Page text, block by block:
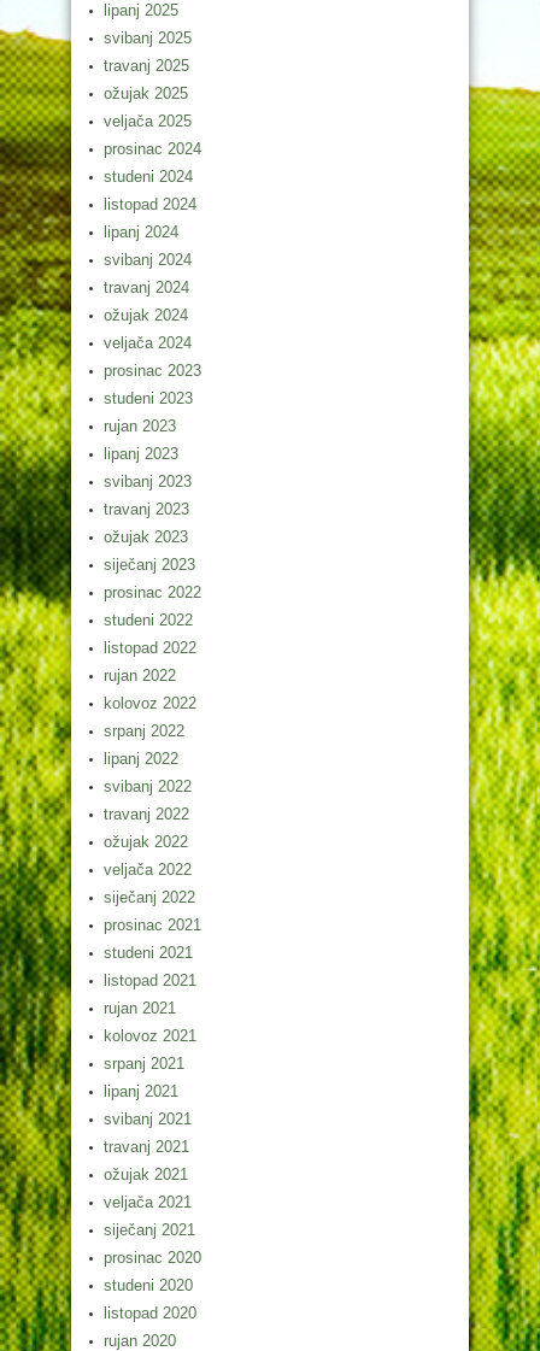
lipanj 2025
svibanj 2025
travanj 2025
ožujak 2025
veljača 2025
prosinac 2024
studeni 2024
listopad 2024
lipanj 2024
svibanj 2024
travanj 2024
ožujak 2024
veljača 2024
prosinac 2023
studeni 2023
rujan 2023
lipanj 2023
svibanj 2023
travanj 2023
ožujak 2023
siječanj 2023
prosinac 2022
studeni 2022
listopad 2022
rujan 2022
kolovoz 2022
srpanj 2022
lipanj 2022
svibanj 2022
travanj 2022
ožujak 2022
veljača 2022
siječanj 2022
prosinac 2021
studeni 2021
listopad 2021
rujan 2021
kolovoz 2021
srpanj 2021
lipanj 2021
svibanj 2021
travanj 2021
ožujak 2021
veljača 2021
siječanj 2021
prosinac 2020
studeni 2020
listopad 2020
rujan 2020